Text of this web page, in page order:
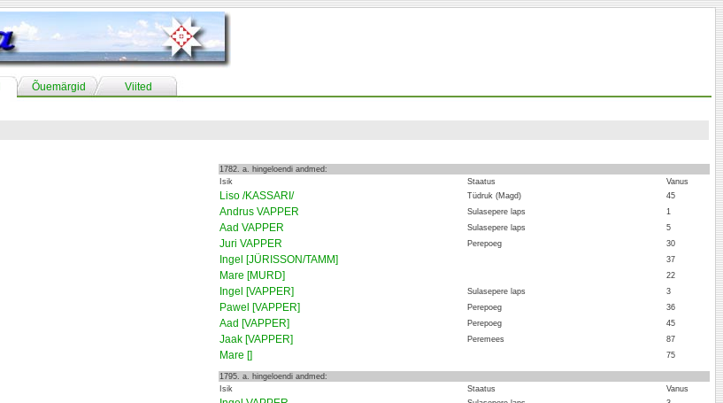
Õuemärgid Viited
1782. a. hingeloendi andmed:
Isik
Staatus Vanus
Liso /KASSARI/ Tüdruk (Magd) 45
Andrus VAPPER Sulasepere laps 1
Aad VAPPER Sulasepere laps 5
Juri VAPPER Perepoeg 30
Ingel [JÜRISSON/TAMM] 37
Mare [MURD] 22
Ingel [VAPPER] Sulasepere laps 3
Pawel [VAPPER] Perepoeg 36
Aad [VAPPER] Perepoeg 45
Jaak [VAPPER] Peremees 87
Mare [] 75
1795. a. hingeloendi andmed:
Isik
Staatus Vanus